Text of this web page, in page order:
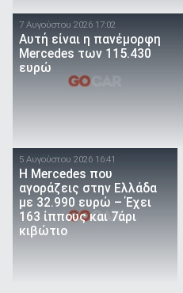
7 Αυγούστου 2026 17:02
Αυτή είναι η πανέμορφη
Mercedes των 115.430
ευρώ
5 Αυγούστου 2026 16:41
Η Mercedes που
αγοράζεις στην Ελλάδα
με 32.990 ευρώ – Έχει
163 ίππους και 7άρι
κιβώτιο